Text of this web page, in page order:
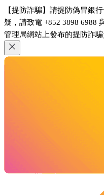
【提防詐騙】請提防偽冒銀
疑，請致電 +852 3898 6988
管理局網站上發布的提防詐騙